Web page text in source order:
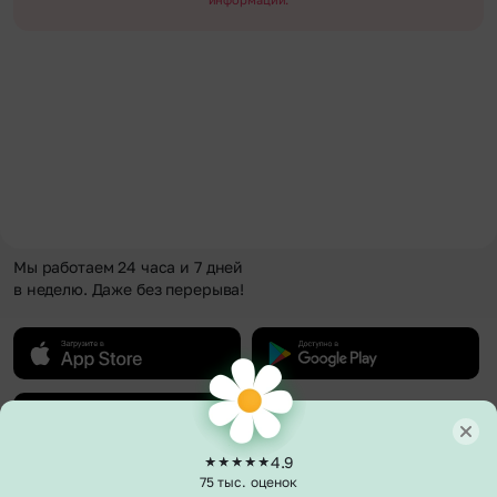
Мы работаем 24 часа и 7 дней
в неделю. Даже без перерыва!
4.9
75 тыс. оценок